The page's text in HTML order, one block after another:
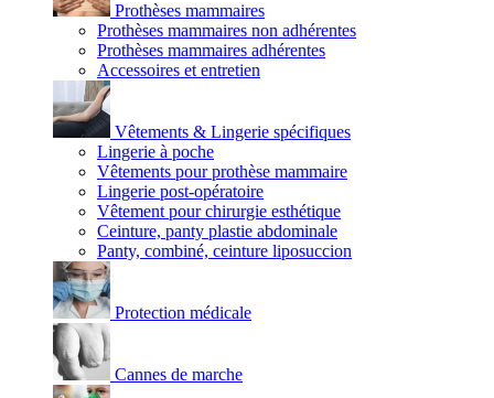
Prothèses mammaires
Prothèses mammaires non adhérentes
Prothèses mammaires adhérentes
Accessoires et entretien
Vêtements & Lingerie spécifiques
Lingerie à poche
Vêtements pour prothèse mammaire
Lingerie post-opératoire
Vêtement pour chirurgie esthétique
Ceinture, panty plastie abdominale
Panty, combiné, ceinture liposuccion
Protection médicale
Cannes de marche